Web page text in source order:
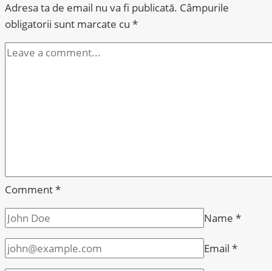
5S
Adresa ta de email nu va fi publicată. Câmpurile
obligatorii sunt marcate cu *
Comment*
Name *
Email *